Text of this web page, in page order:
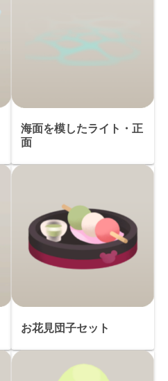
海面を模したライト・正
面
お花見団子セット